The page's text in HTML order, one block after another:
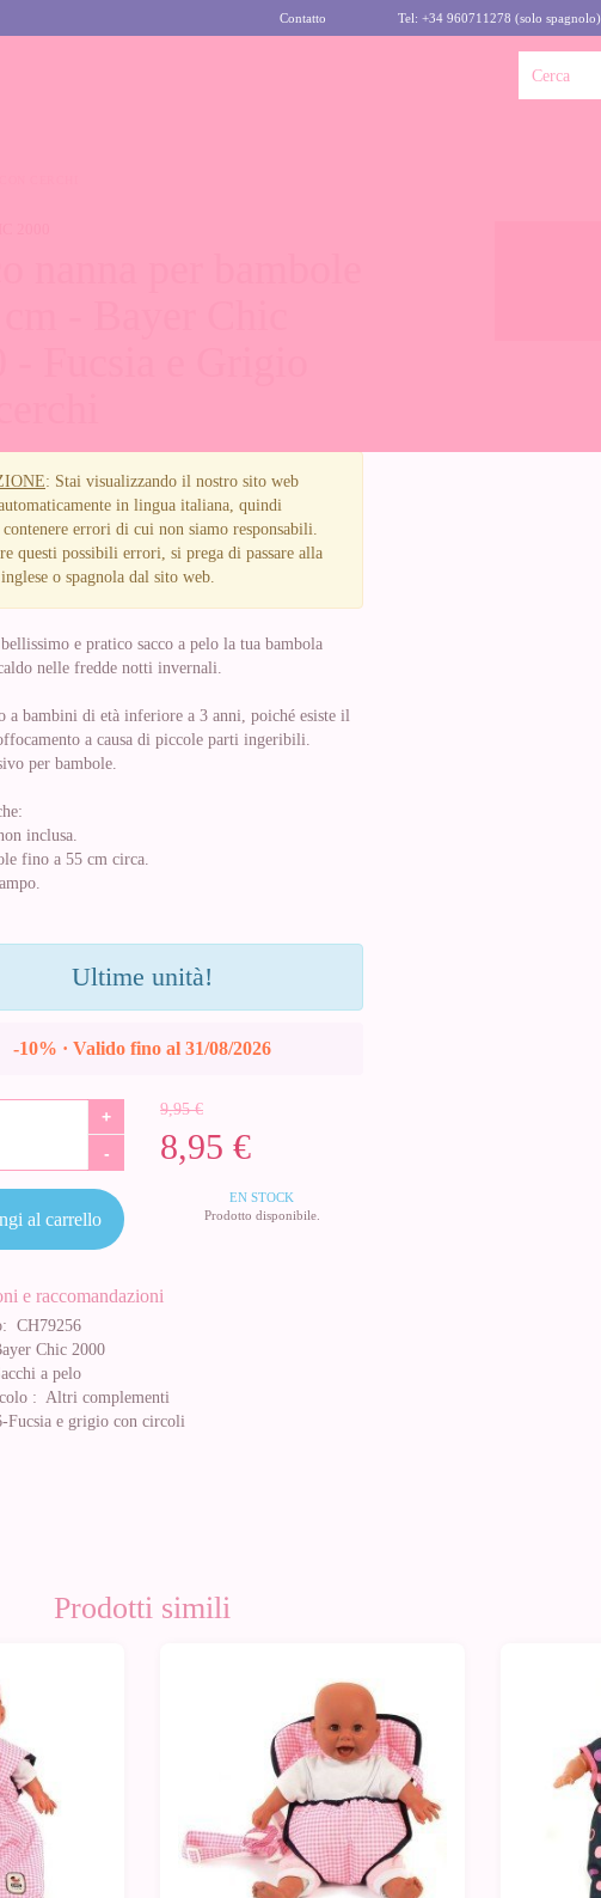
Contatto Tel: +34 960711278 (solo spagnolo)
- Bayer Chic
: Stai visualizzando il nostro sito web
in lingua italiana, quindi
contenere errori di cui non siamo responsabili.
questi possibili errori, si prega di passare alla
o spagnola dal sito web.
e pratico sacco a pelo la tua bambola
nelle fredde notti invernali.
a bambini di età inferiore a 3 anni, poiché esiste il
a causa di piccole parti ingeribili.
per bambole.
inclusa.
fino a 55 cm circa.
Ultime unità!
-10% · Valido fino al 31/08/2026
9,95 €
8,95 €
+
-
EN STOCK
Prodotto disponibile.
al carrello
e raccomandazioni
CH79256
Chic 2000
a pelo
: Altri complementi
Fucsia e grigio con circoli
Prodotti simili